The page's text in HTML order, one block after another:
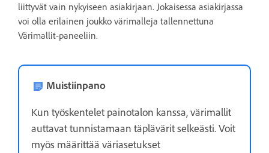
liittyvät vain nykyiseen asiakirjaan. Jokaisessa asiakirjassa
voi olla erilainen joukko värimalleja tallennettuna
Värimallit-paneeliin.
Muistiinpano
Kun työskentelet painotalon kanssa, värimallit
auttavat tunnistamaan täplävärit selkeästi. Voit
myös määrittää väriasetukset